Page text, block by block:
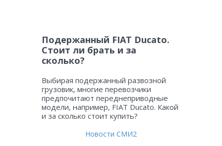
Подержанный FIAT Ducato.
Стоит ли брать и за
сколько?
Выбирая подержанный развозной
грузовик, многие перевозчики
предпочитают переднеприводные
модели, например, FIAT Ducato. Какой
и за сколько стоит купить?
Новости СМИ2